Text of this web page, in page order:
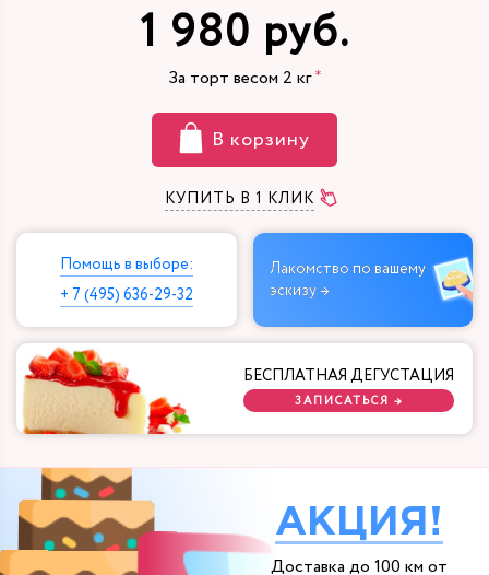
1 980 руб.
За торт весом 2 кг
В корзину
КУПИТЬ В 1 КЛИК
Помощь в выборе:
+ 7 (495) 636-29-32
Лакомство по вашему
эскизу →
БЕСПЛАТНАЯ ДЕГУСТАЦИЯ
ЗАПИСАТЬСЯ →
АКЦИЯ!
Доставка до 100 км от